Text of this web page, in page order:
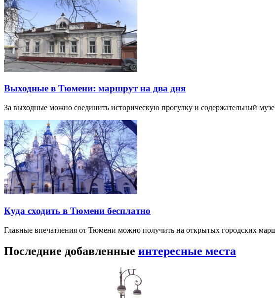
Выходные в Тюмени: маршрут на два дня
За выходные можно соединить историческую прогулку и содержательный
Куда сходить в Тюмени бесплатно
Главные впечатления от Тюмени можно получить на открытых городских
Последние добавленные интересные места